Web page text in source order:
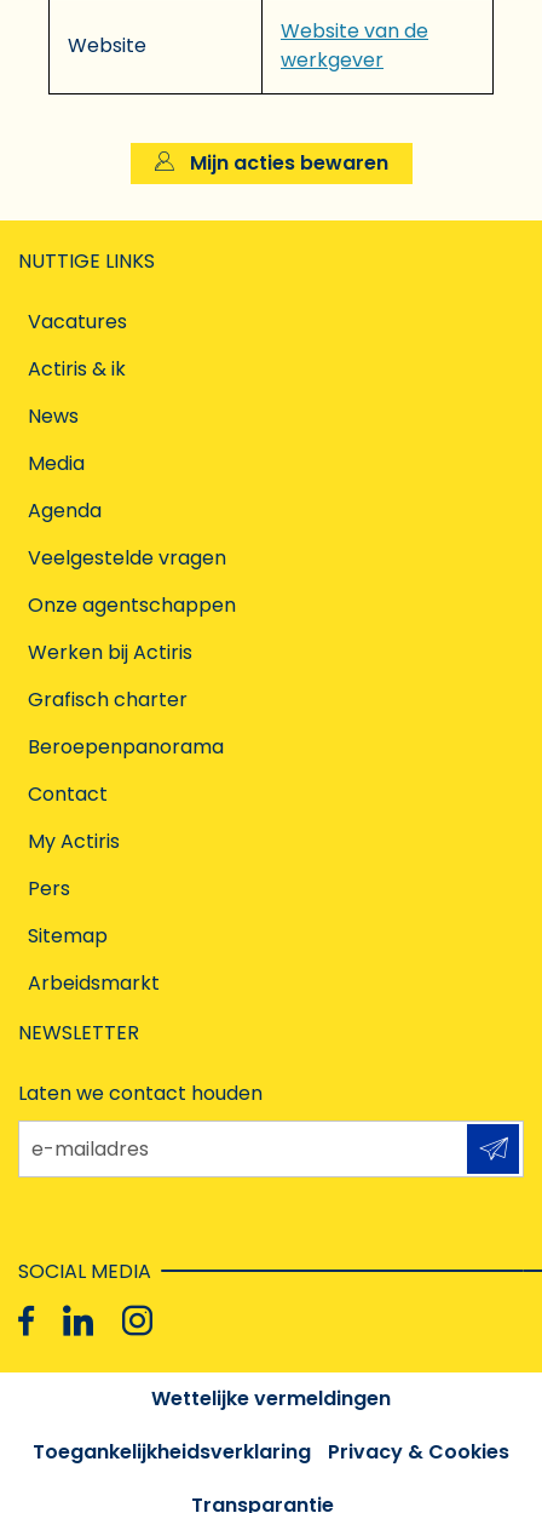
Website
Website van de
werkgever
Mijn acties bewaren
NUTTIGE LINKS
Vacatures
Actiris & ik
News
Media
Agenda
Veelgestelde vragen
Onze agentschappen
Werken bij Actiris
Grafisch charter
Beroepenpanorama
Contact
My Actiris
Pers
Sitemap
Arbeidsmarkt
NEWSLETTER
Laten we contact houden
e-mailadres
SOCIAL MEDIA
Wettelijke vermeldingen
Toegankelijkheidsverklaring
Privacy & Cookies
Transparantie